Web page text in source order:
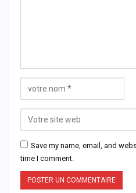
Save my name, email, and
time I comment.